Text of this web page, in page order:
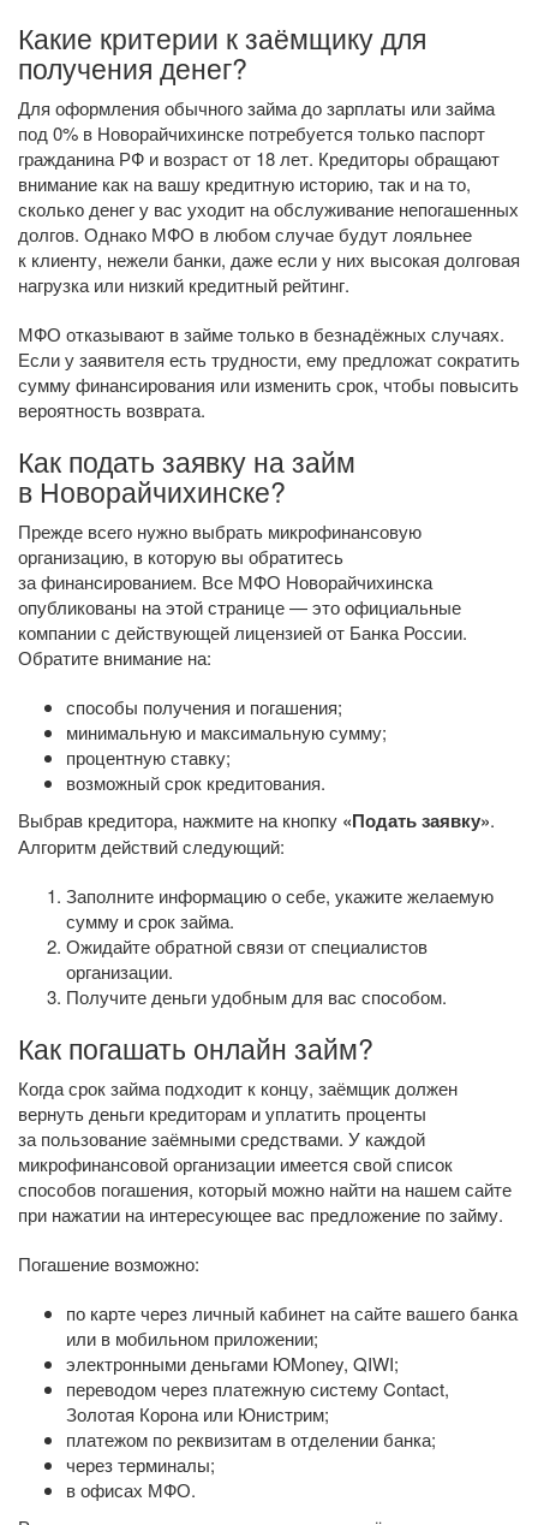
Какие критерии к заёмщику для
получения денег?
Для оформления обычного займа до зарплаты или займа
под 0% в Новорайчихинске потребуется только паспорт
гражданина РФ и возраст от 18 лет. Кредиторы обращают
внимание как на вашу кредитную историю, так и на то,
сколько денег у вас уходит на обслуживание непогашенных
долгов. Однако МФО в любом случае будут лояльнее
к клиенту, нежели банки, даже если у них высокая долговая
нагрузка или низкий кредитный рейтинг.
МФО отказывают в займе только в безнадёжных случаях.
Если у заявителя есть трудности, ему предложат сократить
сумму финансирования или изменить срок, чтобы повысить
вероятность возврата.
Как подать заявку на займ
в Новорайчихинске?
Прежде всего нужно выбрать микрофинансовую
организацию, в которую вы обратитесь
за финансированием. Все МФО Новорайчихинска
опубликованы на этой странице — это официальные
компании с действующей лицензией от Банка России.
Обратите внимание на:
способы получения и погашения;
минимальную и максимальную сумму;
процентную ставку;
возможный срок кредитования.
Выбрав кредитора, нажмите на кнопку «Подать заявку».
Алгоритм действий следующий:
Заполните информацию о себе, укажите желаемую
сумму и срок займа.
Ожидайте обратной связи от специалистов
организации.
Получите деньги удобным для вас способом.
Как погашать онлайн займ?
Когда срок займа подходит к концу, заёмщик должен
вернуть деньги кредиторам и уплатить проценты
за пользование заёмными средствами. У каждой
микрофинансовой организации имеется свой список
способов погашения, который можно найти на нашем сайте
при нажатии на интересующее вас предложение по займу.
Погашение возможно:
по карте через личный кабинет на сайте вашего банка
или в мобильном приложении;
электронными деньгами ЮMoney, QIWI;
переводом через платежную систему Contact,
Золотая Корона или Юнистрим;
платежом по реквизитам в отделении банка;
через терминалы;
в офисах МФО.